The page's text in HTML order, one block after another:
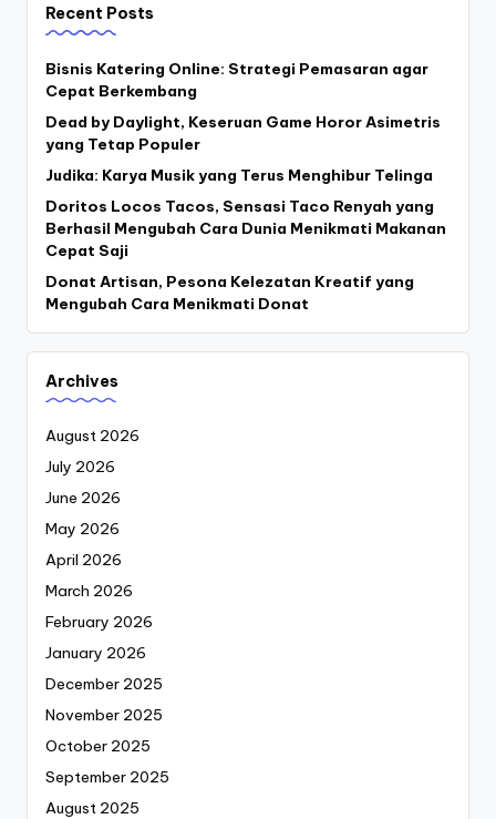
Recent Posts
Bisnis Katering Online: Strategi Pemasaran agar
Cepat Berkembang
Dead by Daylight, Keseruan Game Horor Asimetris
yang Tetap Populer
Judika: Karya Musik yang Terus Menghibur Telinga
Doritos Locos Tacos, Sensasi Taco Renyah yang
Berhasil Mengubah Cara Dunia Menikmati Makanan
Cepat Saji
Donat Artisan, Pesona Kelezatan Kreatif yang
Mengubah Cara Menikmati Donat
Archives
August 2026
July 2026
June 2026
May 2026
April 2026
March 2026
February 2026
January 2026
December 2025
November 2025
October 2025
September 2025
August 2025